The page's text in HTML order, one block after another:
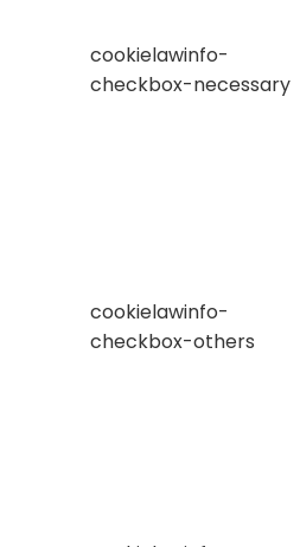
cookielawinfo-
checkbox-necessary
cookielawinfo-
checkbox-others